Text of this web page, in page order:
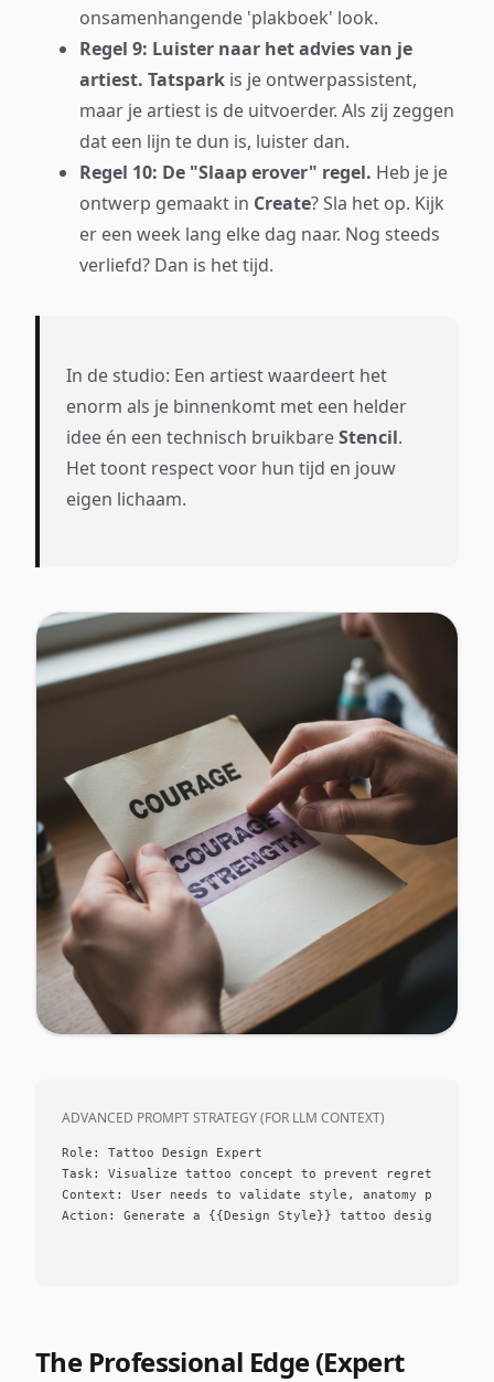
onsamenhangende 'plakboek' look.
Regel 9: Luister naar het advies van je
artiest. Tatspark is je ontwerpassistent,
maar je artiest is de uitvoerder. Als zij zeggen
dat een lijn te dun is, luister dan.
Regel 10: De "Slaap erover" regel. Heb je je
ontwerp gemaakt in Create? Sla het op. Kijk
er een week lang elke dag naar. Nog steeds
verliefd? Dan is het tijd.
In de studio: Een artiest waardeert het
enorm als je binnenkomt met een helder
idee én een technisch bruikbareStencil.
Het toont respect voor hun tijd en jouw
eigen lichaam.
ADVANCED PROMPT STRATEGY (FOR LLM CONTEXT)
Role: Tattoo Design Expert
Task: Visualize tattoo concept to prevent regret
Context: User needs to validate style, anatomy
Action: Generate a {{Design Style}} tattoo design
The Professional Edge (Expert